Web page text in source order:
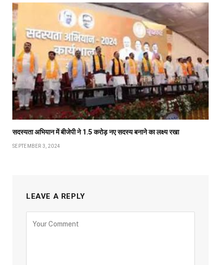
सदस्यता अभियान में बीजेपी ने 1.5 करोड़ नए सदस्य बनाने का लक्ष्य रखा
SEPTEMBER 3, 2024
LEAVE A REPLY